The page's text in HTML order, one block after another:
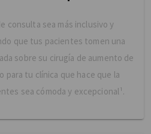
consulta sea más inclusivo y
que tus pacientes tomen una
sobre su cirugía de aumento de
para tu clínica que hace que la
sea cómoda y excepcional¹.